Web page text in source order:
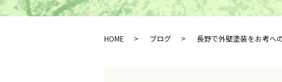
HOME ブログ 長野で外壁塗装をお考へ